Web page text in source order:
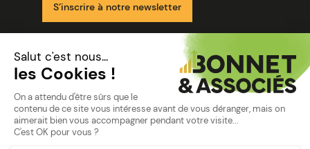
S’inscrire à notre newsletter
Nos solutions
Nos cabinets
Mon espace client